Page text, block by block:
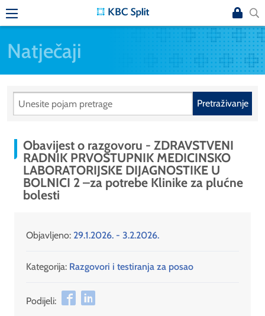
Natječaji
Pretraživanje
Obavijest o razgovoru - ZDRAVSTVENI
RADNIK PRVOSTUPNIK MEDICINSKO
LABORATORIJSKE DIJAGNOSTIKE U
BOLNICI 2 –za potrebe Klinike za plućne
bolesti
Objavljeno: 29.1.2026. - 3.2.2026.
Kategorija: Razgovori i testiranja za posao
Podijeli: